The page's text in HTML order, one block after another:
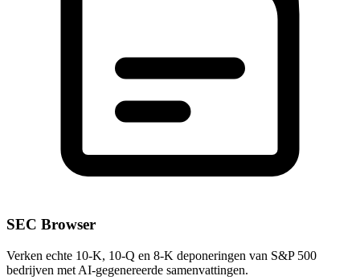
SEC Browser
Verken echte 10-K, 10-Q en 8-K deponeringen van S&P 500
bedrijven met AI-gegenereerde samenvattingen.